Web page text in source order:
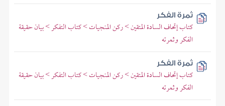
ثمرة الفكر
كتاب إتحاف السادة المتقين > ركن المنجيات > كتاب التفكر > بيان حقيقة
الفكر وثمرته
ثمرة الفكر
كتاب إتحاف السادة المتقين > ركن المنجيات > كتاب التفكر > بيان حقيقة
الفكر وثمرته